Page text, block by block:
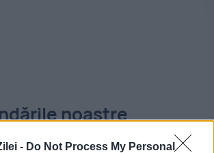
- Do Not Process My Personal
noastre